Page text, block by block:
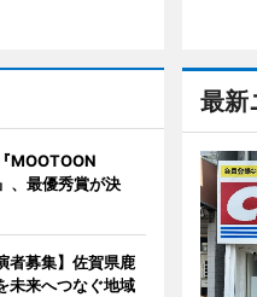
最新
MOOTOON
、最優秀賞が決
者募集】佐賀県鹿
未来へつなぐ地域